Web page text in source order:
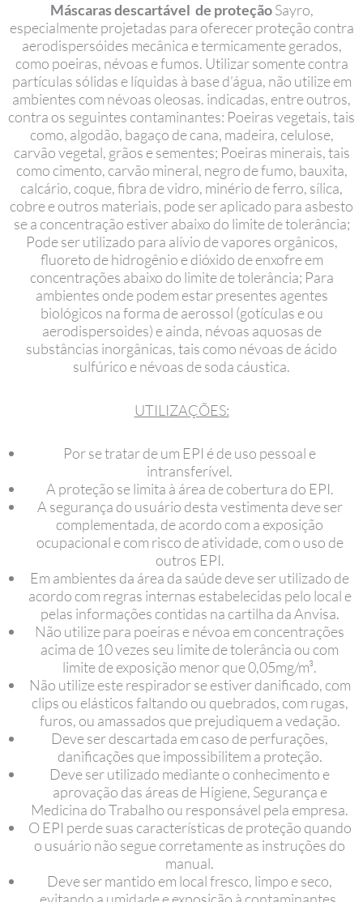
Máscaras descartável de proteçãoSayro,
especialmente projetadas para oferecer proteção contra
aerodispersóides mecânica e termicamente gerados,
como poeiras, névoas e fumos. Utilizar somente contra
partículas sólidas e líquidas à base d’água, não utilize em
ambientes com névoas oleosas. indicadas, entre outros,
contra os seguintes contaminantes: Poeiras vegetais, tais
como, algodão, bagaço de cana, madeira, celulose,
carvão vegetal, grãos e sementes; Poeiras minerais, tais
como cimento, carvão mineral, negro de fumo, bauxita,
calcário, coque, fibra de vidro, minério de ferro, sílica,
cobre e outros materiais, pode ser aplicado para asbesto
se a concentração estiver abaixo do limite de tolerância;
Pode ser utilizado para alívio de vapores orgânicos,
fluoreto de hidrogênio e dióxido de enxofre em
concentrações abaixo do limite de tolerância; Para
ambientes onde podem estar presentes agentes
biológicos na forma de aerossol (gotículas e ou
aerodispersoides) e ainda, névoas aquosas de
substâncias inorgânicas, tais como névoas de ácido
sulfúrico e névoas de soda cáustica.
UTILIZAÇÕES:
Por se tratar de um EPI é de uso pessoal e
intransferível.
A proteção se limita à área de cobertura do EPI.
A segurança do usuário desta vestimenta deve ser
complementada, de acordo com a exposição
ocupacional e com risco de atividade, com o uso de
outros EPI.
Em ambientes da área da saúde deve ser utilizado de
acordo com regras internas estabelecidas pelo local e
pelas informações contidas na cartilha da Anvisa.
Não utilize para poeiras e névoa em concentrações
acima de 10 vezes seu limite de tolerância ou com
limite de exposição menor que 0,05mg/m³.
Não utilize este respirador se estiver danificado, com
clips ou elásticos faltando ou quebrados, com rugas,
furos, ou amassados que prejudiquem a vedação.
Deve ser descartada em caso de perfurações,
danificações que impossibilitem a proteção.
Deve ser utilizado mediante o conhecimento e
aprovação das áreas de Higiene, Segurança e
Medicina do Trabalho ou responsável pela empresa.
O EPI perde suas características de proteção quando
o usuário não segue corretamente as instruções do
manual.
Deve ser mantido em local fresco, limpo e seco,